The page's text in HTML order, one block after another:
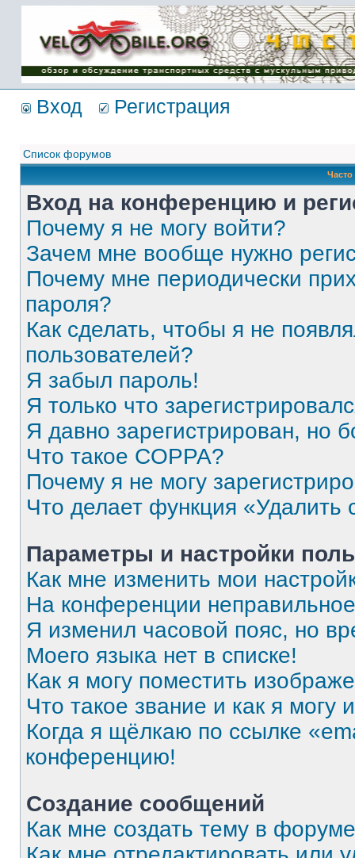
Имя пользователя:
Пароль:
{ LOG_ME_IN_SHORT
}
Вход Регистрация
Список форумов
Вход на конференцию и
Почему я не могу войти?
Зачем мне вообще нужно
Почему мне периодически
пароля?
Как сделать, чтобы я не
пользователей?
Я забыл пароль!
Я только что
Я давно зарегистрирован, но
Что такое COPPA?
Почему я не могу
Что делает функция
Параметры и настройки
Как мне изменить мои
На конференции
Я изменил часовой пояс, но
Моего языка нет в списке!
Как я могу поместить
Что такое звание и как я могу
Когда я щёлкаю по ссылке
конференцию!
Создание сообщений
Как мне создать тему в